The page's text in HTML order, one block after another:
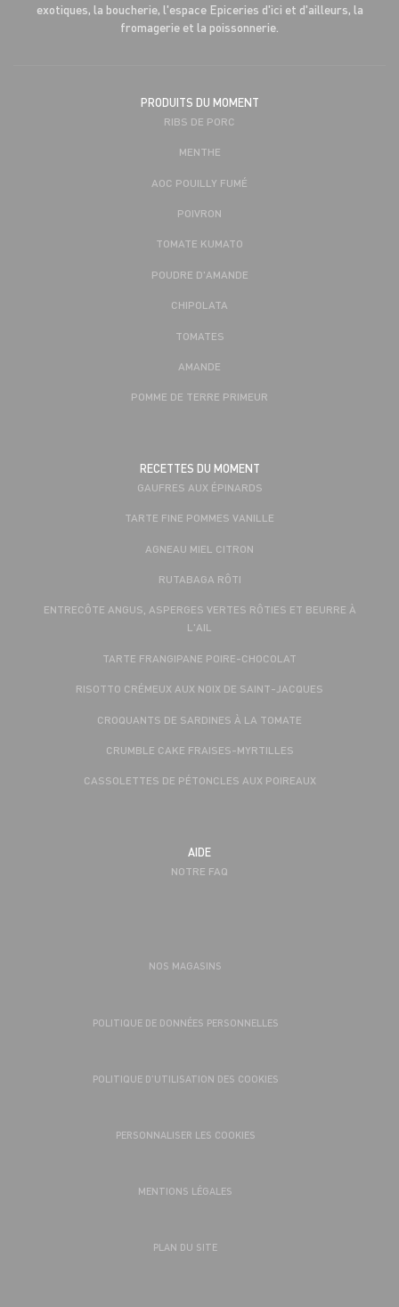
exotiques, la boucherie, l'espace Epiceries d'ici et d'ailleurs, la
fromagerie et la poissonnerie.
PRODUITS DU MOMENT
RIBS DE PORC
MENTHE
AOC POUILLY FUMÉ
POIVRON
TOMATE KUMATO
POUDRE D'AMANDE
CHIPOLATA
TOMATES
AMANDE
POMME DE TERRE PRIMEUR
RECETTES DU MOMENT
GAUFRES AUX ÉPINARDS
TARTE FINE POMMES VANILLE
AGNEAU MIEL CITRON
RUTABAGA RÔTI
ENTRECÔTE ANGUS, ASPERGES VERTES RÔTIES ET BEURRE À
L'AIL
TARTE FRANGIPANE POIRE-CHOCOLAT
RISOTTO CRÉMEUX AUX NOIX DE SAINT-JACQUES
CROQUANTS DE SARDINES À LA TOMATE
CRUMBLE CAKE FRAISES-MYRTILLES
CASSOLETTES DE PÉTONCLES AUX POIREAUX
AIDE
NOTRE FAQ
NOS MAGASINS
POLITIQUE DE DONNÉES PERSONNELLES
POLITIQUE D’UTILISATION DES COOKIES
PERSONNALISER LES COOKIES
MENTIONS LÉGALES
PLAN DU SITE